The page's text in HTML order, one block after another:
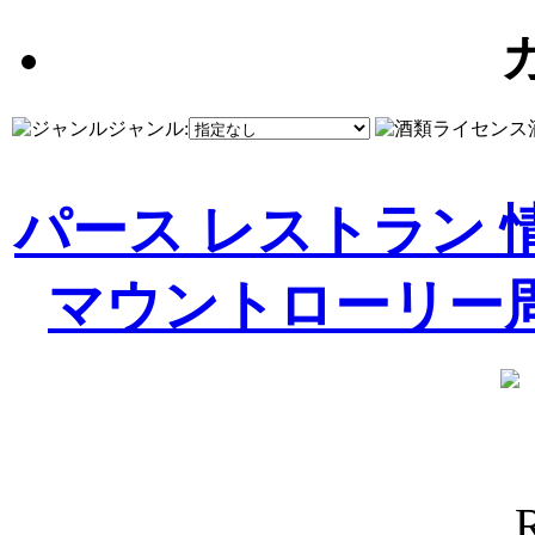
ジャンル:
パース レストラン
マウントローリー